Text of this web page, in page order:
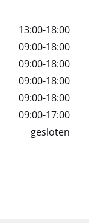
13:00-18:00
09:00-18:00
09:00-18:00
09:00-18:00
09:00-18:00
09:00-17:00
gesloten